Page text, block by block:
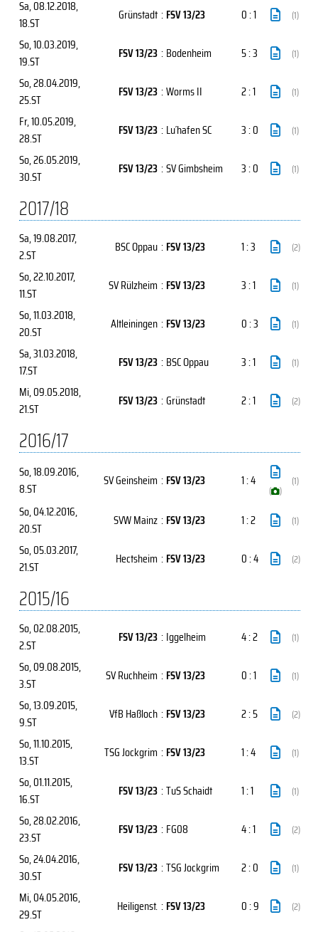
Sa, 08.12.2018,
18.ST
Grünstadt : FSV 13/23 0 : 1 (1)
So, 10.03.2019,
19.ST
FSV 13/23 : Bodenheim 5 : 3 (1)
So, 28.04.2019,
25.ST
FSV 13/23 :Worms II 2 : 1 (1)
Fr, 10.05.2019,
28.ST
FSV 13/23 : Lu´hafen SC 3 : 0 (1)
So, 26.05.2019,
30.ST
FSV 13/23 :SV Gimbsheim 3 : 0 (1)
2017/18
Sa, 19.08.2017,
2.ST
BSC Oppau : FSV 13/23 1 : 3 (2)
So, 22.10.2017,
11.ST
SV Rülzheim : FSV 13/23 3 : 1 (1)
So, 11.03.2018,
20.ST
Altleiningen : FSV 13/23 0 : 3 (1)
Sa, 31.03.2018,
17.ST
FSV 13/23 : BSC Oppau 3 : 1 (1)
Mi, 09.05.2018,
21.ST
FSV 13/23 :Grünstadt 2 : 1 (2)
2016/17
So, 18.09.2016,
8.ST
SV Geinsheim : FSV 13/23 1 : 4
( )
(1)
So, 04.12.2016,
20.ST
SVW Mainz : FSV 13/23 1 : 2 (1)
So, 05.03.2017,
21.ST
Hectsheim : FSV 13/23 0 : 4 (2)
2015/16
So, 02.08.2015,
2.ST
FSV 13/23 : Iggelheim 4 : 2 (1)
So, 09.08.2015,
3.ST
SV Ruchheim : FSV 13/23 0 : 1 (1)
So, 13.09.2015,
9.ST
VfB Haßloch : FSV 13/23 2 : 5 (2)
So, 11.10.2015,
13.ST
TSG Jockgrim : FSV 13/23 1 : 4 (1)
So, 01.11.2015,
16.ST
FSV 13/23 :TuS Schaidt 1 : 1 (1)
So, 28.02.2016,
23.ST
FSV 13/23 : FG08 4 : 1 (2)
So, 24.04.2016,
30.ST
FSV 13/23 :TSG Jockgrim 2 : 0 (1)
Mi, 04.05.2016,
29.ST
Heiligenst. : FSV 13/23 0 : 9 (2)